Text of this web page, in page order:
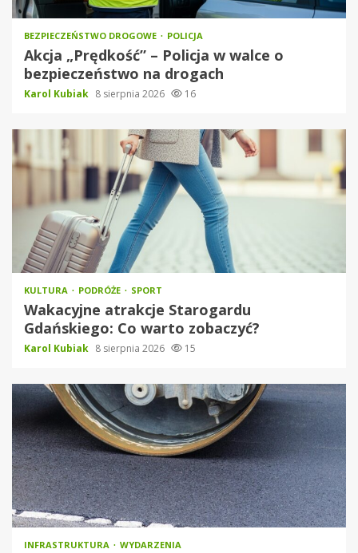
BEZPIECZEŃSTWO DROGOWE POLICJA
Akcja „Prędkość” – Policja w walce o
bezpieczeństwo na drogach
Karol Kubiak 8 sierpnia 2026 16
KULTURA PODRÓŻE SPORT
Wakacyjne atrakcje Starogardu
Gdańskiego: Co warto zobaczyć?
Karol Kubiak 8 sierpnia 2026 15
INFRASTRUKTURA WYDARZENIA